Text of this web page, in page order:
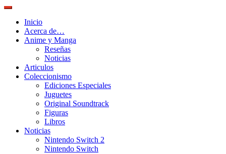
Inicio
Acerca de…
Anime y Manga
Reseñas
Noticias
Articulos
Coleccionismo
Ediciones Especiales
Juguetes
Original Soundtrack
Figuras
Libros
Noticias
Nintendo Switch 2
Nintendo Switch